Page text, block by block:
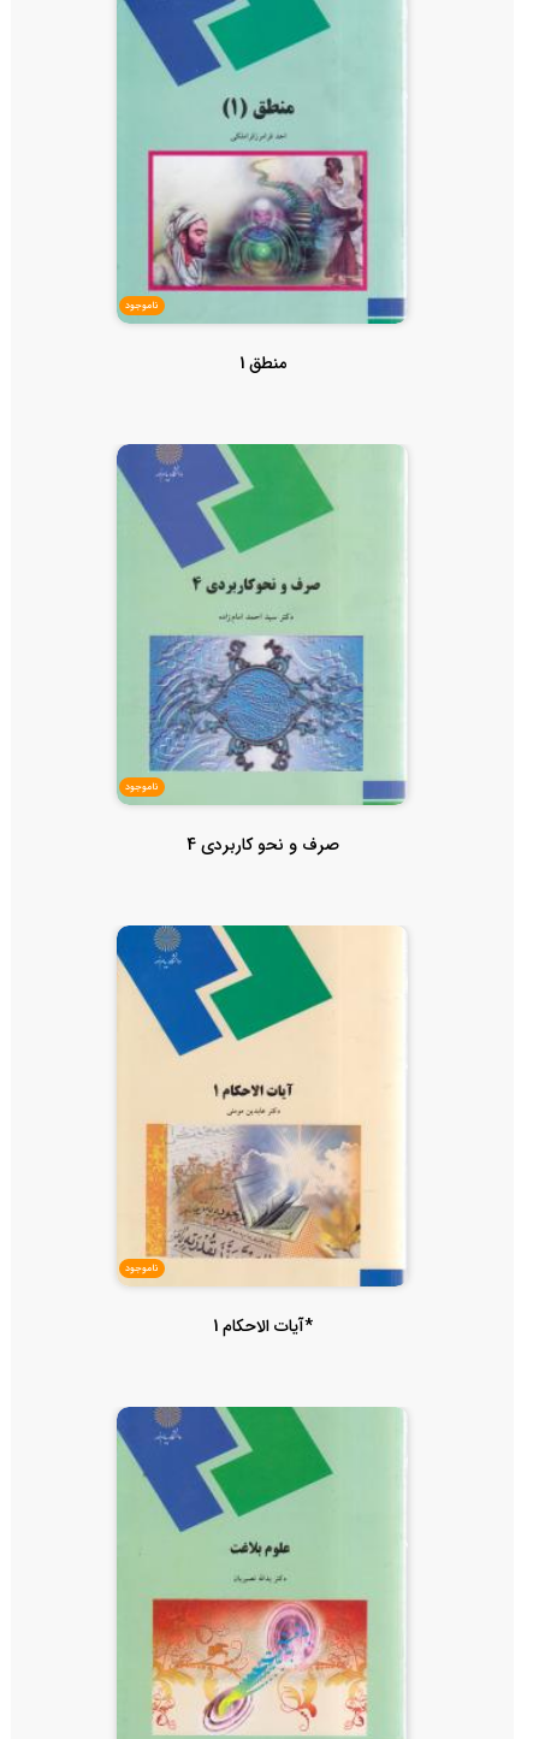
ناموجود
منطق 1
ناموجود
صرف و نحو کاربردی 4
ناموجود
*آیات الاحکام 1